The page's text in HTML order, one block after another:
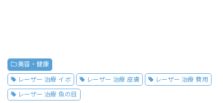
美容・健康
レーザー 治療 イボ レーザー 治療 皮膚 レーザー 治療 費用
レーザー 治療 魚の目